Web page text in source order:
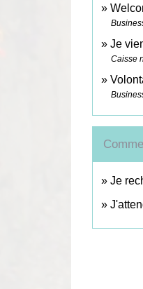
Je
Caisse
Je